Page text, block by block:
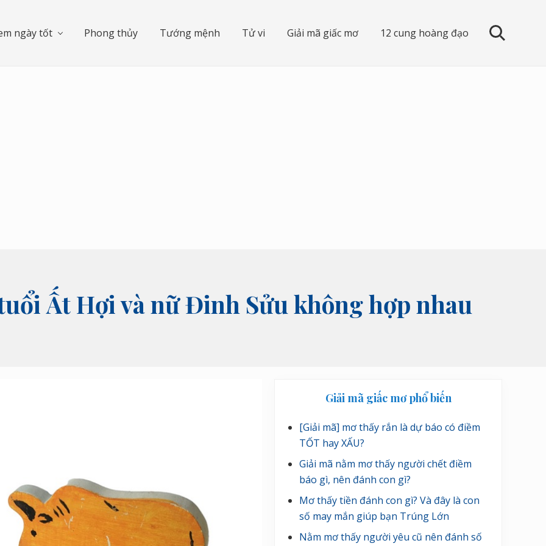
ngày tốt Phong thủy Tướng mệnh Tử vi Giải mã giấc mơ 12 cung hoàng đạo search
Ất Hợi và nữ Đinh Sửu không hợp nhau
SidebarGiải mã giấc mơ phổ biến
[Giải mã] mơ thấy rắn là dự báo có điềm
TỐT hay XẤU?
Giải mã nằm mơ thấy người chết điềm
báo gì, nên đánh con gì?
Mơ thấy tiền đánh con gì? Và đây là con
số may mắn giúp bạn Trúng Lớn
Nằm mơ thấy người yêu cũ nên đánh số